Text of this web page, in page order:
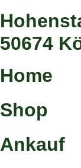
50674
Home
Shop
Ankauf